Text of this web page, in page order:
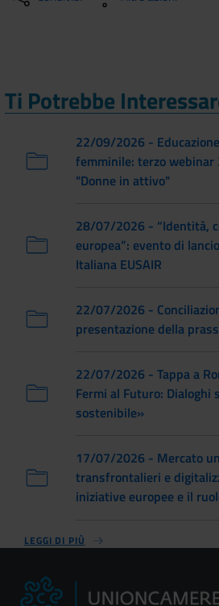
Ti Potrebbe
22/09/2026 -
femminile: terzo
"Donne in attivo"
28/07/2026 - “Identità,
europea”: evento di
Italiana EUSAIR
22/07/2026 -
presentazione della
22/07/2026 - Tappa a
Fermi al Futuro: Dialoghi
sostenibile»
17/07/2026 - Mercato
transfrontalieri e
iniziative europee e il
LEGGI DI PIÙ